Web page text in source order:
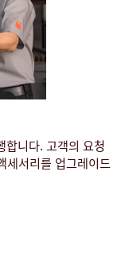
니다. 고객의 요청
세서리를 업그레이드